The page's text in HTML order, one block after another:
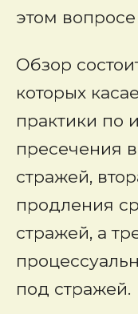
этом
Обзор
которых
практики по
пресечения
стражей,
продления
стражей, а
под стражей.